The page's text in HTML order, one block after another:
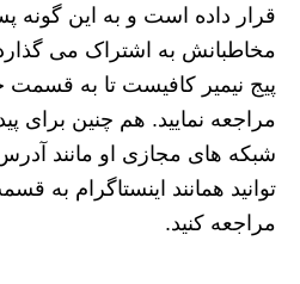
قرار داده است و به این گونه
مخاطبانش به اشتراک می‌
پیج نیمیر کافیست تا به قسمت
مراجعه نمایید. هم چنین برای
شبکه های مجازی او مانند
توانید همانند اینستاگرام به
مراجعه کنید.